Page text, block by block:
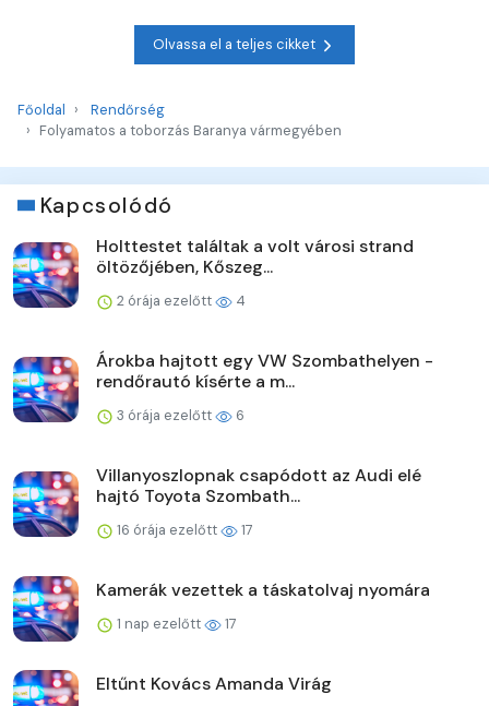
Olvassa el a teljes cikket
Főoldal
Rendőrség
Folyamatos a toborzás Baranya vármegyében
Kapcsolódó
Holttestet találtak a volt városi strand
öltözőjében, Kőszeg...
2 órája ezelőtt 4
Árokba hajtott egy VW Szombathelyen -
rendőrautó kísérte a m...
3 órája ezelőtt 6
Villanyoszlopnak csapódott az Audi elé
hajtó Toyota Szombath...
16 órája ezelőtt 17
Kamerák vezettek a táskatolvaj nyomára
1 nap ezelőtt 17
Eltűnt Kovács Amanda Virág